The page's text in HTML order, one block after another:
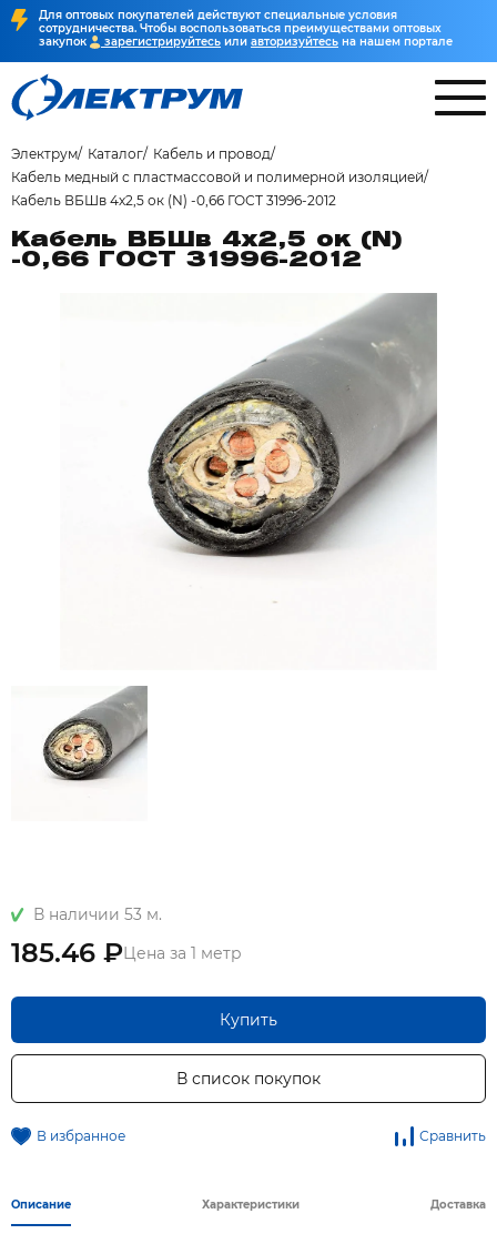
Для оптовых покупателей действуют специальные условия
сотрудничества. Чтобы воспользоваться преимуществами оптовых
закупок
зарегистрируйтесь или авторизуйтесь на нашем портале
Электрум Каталог
Кабель и провод
Кабель медный с пластмассовой и полимерной изоляцией
Кабель ВБШв 4х2,5 ок (N) -0,66 ГОСТ 31996-2012
Кабель ВБШв 4х2,5 ок (N)
-0,66 ГОСТ 31996-2012
В наличии 53 м.
185.46 ₽Цена за 1 метр
Купить
В список покупок
В избранное Сравнить
Описание Характеристики Доставка